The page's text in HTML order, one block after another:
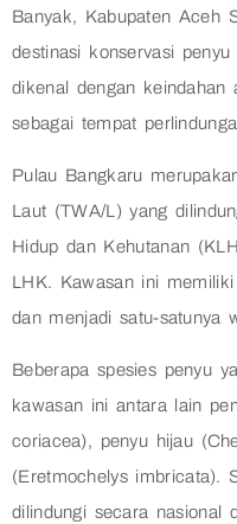
Banyak, Kabupaten Aceh
destinasi konservasi
dikenal dengan keindahan
sebagai tempat
Pulau Bangkaru
Laut (TWA/L) yang
Hidup dan Kehutanan
LHK. Kawasan ini
dan menjadi satu-satunya
Beberapa spesies penyu
kawasan ini antara lain
coriacea), penyu hijau
(Eretmochelys imbricata).
dilindungi secara nasional